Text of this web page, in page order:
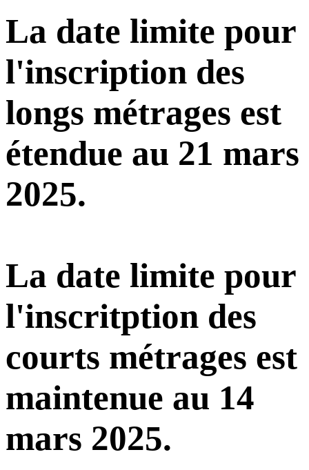
La date limite pour
l'inscription des
longs métrages est
étendue au 21 mars
2025.
La date limite pour
l'inscritption des
courts métrages est
maintenue au 14
mars 2025.